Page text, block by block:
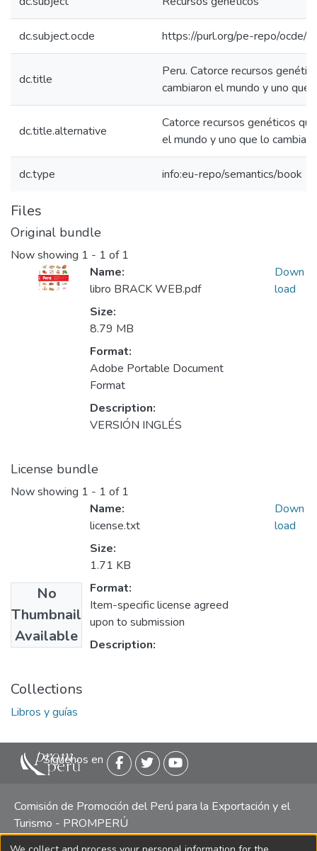
dc.subject.ocde https://purl.org/pe-repo/ocde/
dc.title
Peru. Catorce recursos
cambiaron el mundo y uno que
dc.title.alternative
Catorce recursos genéticos
el mundo y uno que lo cambiará
dc.type info:eu-repo/semantics/book
Files
Original bundle
Now showing 1 - 1 of 1
Name:
libro BRACK WEB.pdf
Size:
8.79 MB
Format:
Adobe Portable Document
Format
Description:
VERSIÓN INGLÉS
Down
load
License bundle
Now showing 1 - 1 of 1
No
Thumbnail
Available
Name:
license.txt
Size:
1.71 KB
Format:
Item-specific license agreed
upon to submission
Description:
Down
load
Collections
Libros y guías
Siguenos en
Comisión de Promoción del Perú para la Exportación y el
Turismo - PROMPERÚ